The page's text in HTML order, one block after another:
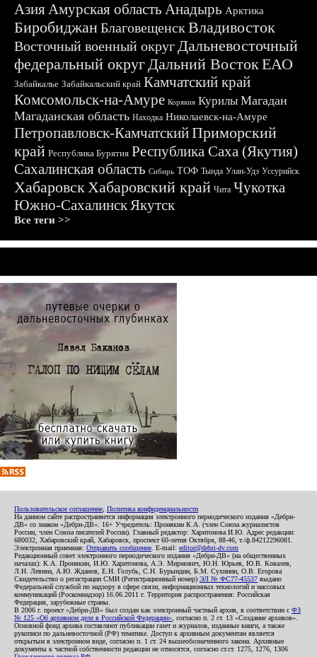
АзияАмурская область Анадырь Арктика
БиробиджанБлаговещенскВладивосток
Восточный военный округДальневосточный
федеральный округДальний ВостокЕАО
Забайкалье Забайкальский край Камчатский край
Комсомольск-на-Амуре Корякия Курилы Магадан
Магаданская область Находка Николаевск-на-Амуре
Петропавловск-КамчатскийПриморский
край Республика Бурятия Республика Саха (Якутия)
Сахалинская область Сибирь ТОФ Тында Улан-Удэ Уссурийск
ХабаровскХабаровский край Чита Чукотка
Южно-СахалинскЯкутск
Все теги >>
Пользовательское соглашение Политика конфиденциальности
На данном сайте распространяется информация электронного периодического издания «Дебри-
ДВ» со знаком «Дебри-ДВ». 16+ Учредитель: Пронякин К.А. (член Союза журналистов
России, член Союза писателей России). Главный редактор: Харитонова И.Ю. Адрес редакции:
680032, Хабаровский край, Хабаровск, проспект 60-летия Октября, 88-46, т./ф.84212296081.
Электронная приемная: Отправить сообщение . E-mail: editor@debri-dv.com
Редакционный совет электронного периодического издания «Дебри-ДВ» (на общественных
началах): К.А. Пронякин, И.Ю. Харитонова, А.Э. Мирмович, Ю.Н. Юрьев, Ю.В. Ковалев,
Л.Н. Левина, А.Ю. Жданов, Е.Н. Голубь, С.Н. Бурындин, Б.М. Сухинин, О.В. Егорова
Свидетельство о регистрации СМИ (Регистрационный номер) ЭЛ № ФС77-45537 выдано
Федеральной службой по надзору в сфере связи, информационных технологий и массовых
коммуникаций (Роскомнадзор) 16.06.2011 г. Территория распространения: Российская
Федерация, зарубежные страны.
В 2006 г. проект «Дебри-ДВ» был создан как электронный частный архив, в соответствии с ФЗ
№ 125 «Об архивном деле в Российской Федерации» , согласно п. 2 ст. 13 «Создание архивов».
Основной фонд архива составляют публикации газет и журналов, изданные книги, а также
рукописи по дальневосточной (РФ) тематике. Доступ к архивным документам является
открытым в электронном виде, согласно п. 1 ст. 24 вышеобозначенного закона. Архивные
документы к частной собственности редакции не относятся, согласно ст.ст. 1275, 1276, 1306